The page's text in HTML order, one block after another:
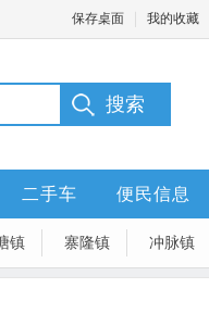
保存桌面 我的收藏
二手车 便民信息
镇 寨隆镇 冲脉镇